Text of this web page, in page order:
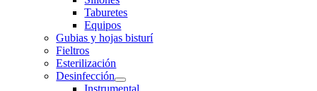
Taburetes
Equipos
Gubias y hojas bisturí
Fieltros
Esterilización
Desinfección
Instrumental